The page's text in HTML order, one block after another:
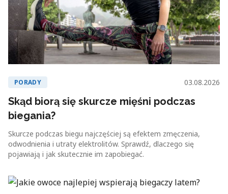
PORADY 03.08.2026
Skąd biorą się skurcze mięśni podczas
biegania?
Skurcze podczas biegu najczęściej są efektem zmęczenia,
odwodnienia i utraty elektrolitów. Sprawdź, dlaczego się
pojawiają i jak skutecznie im zapobiegać.